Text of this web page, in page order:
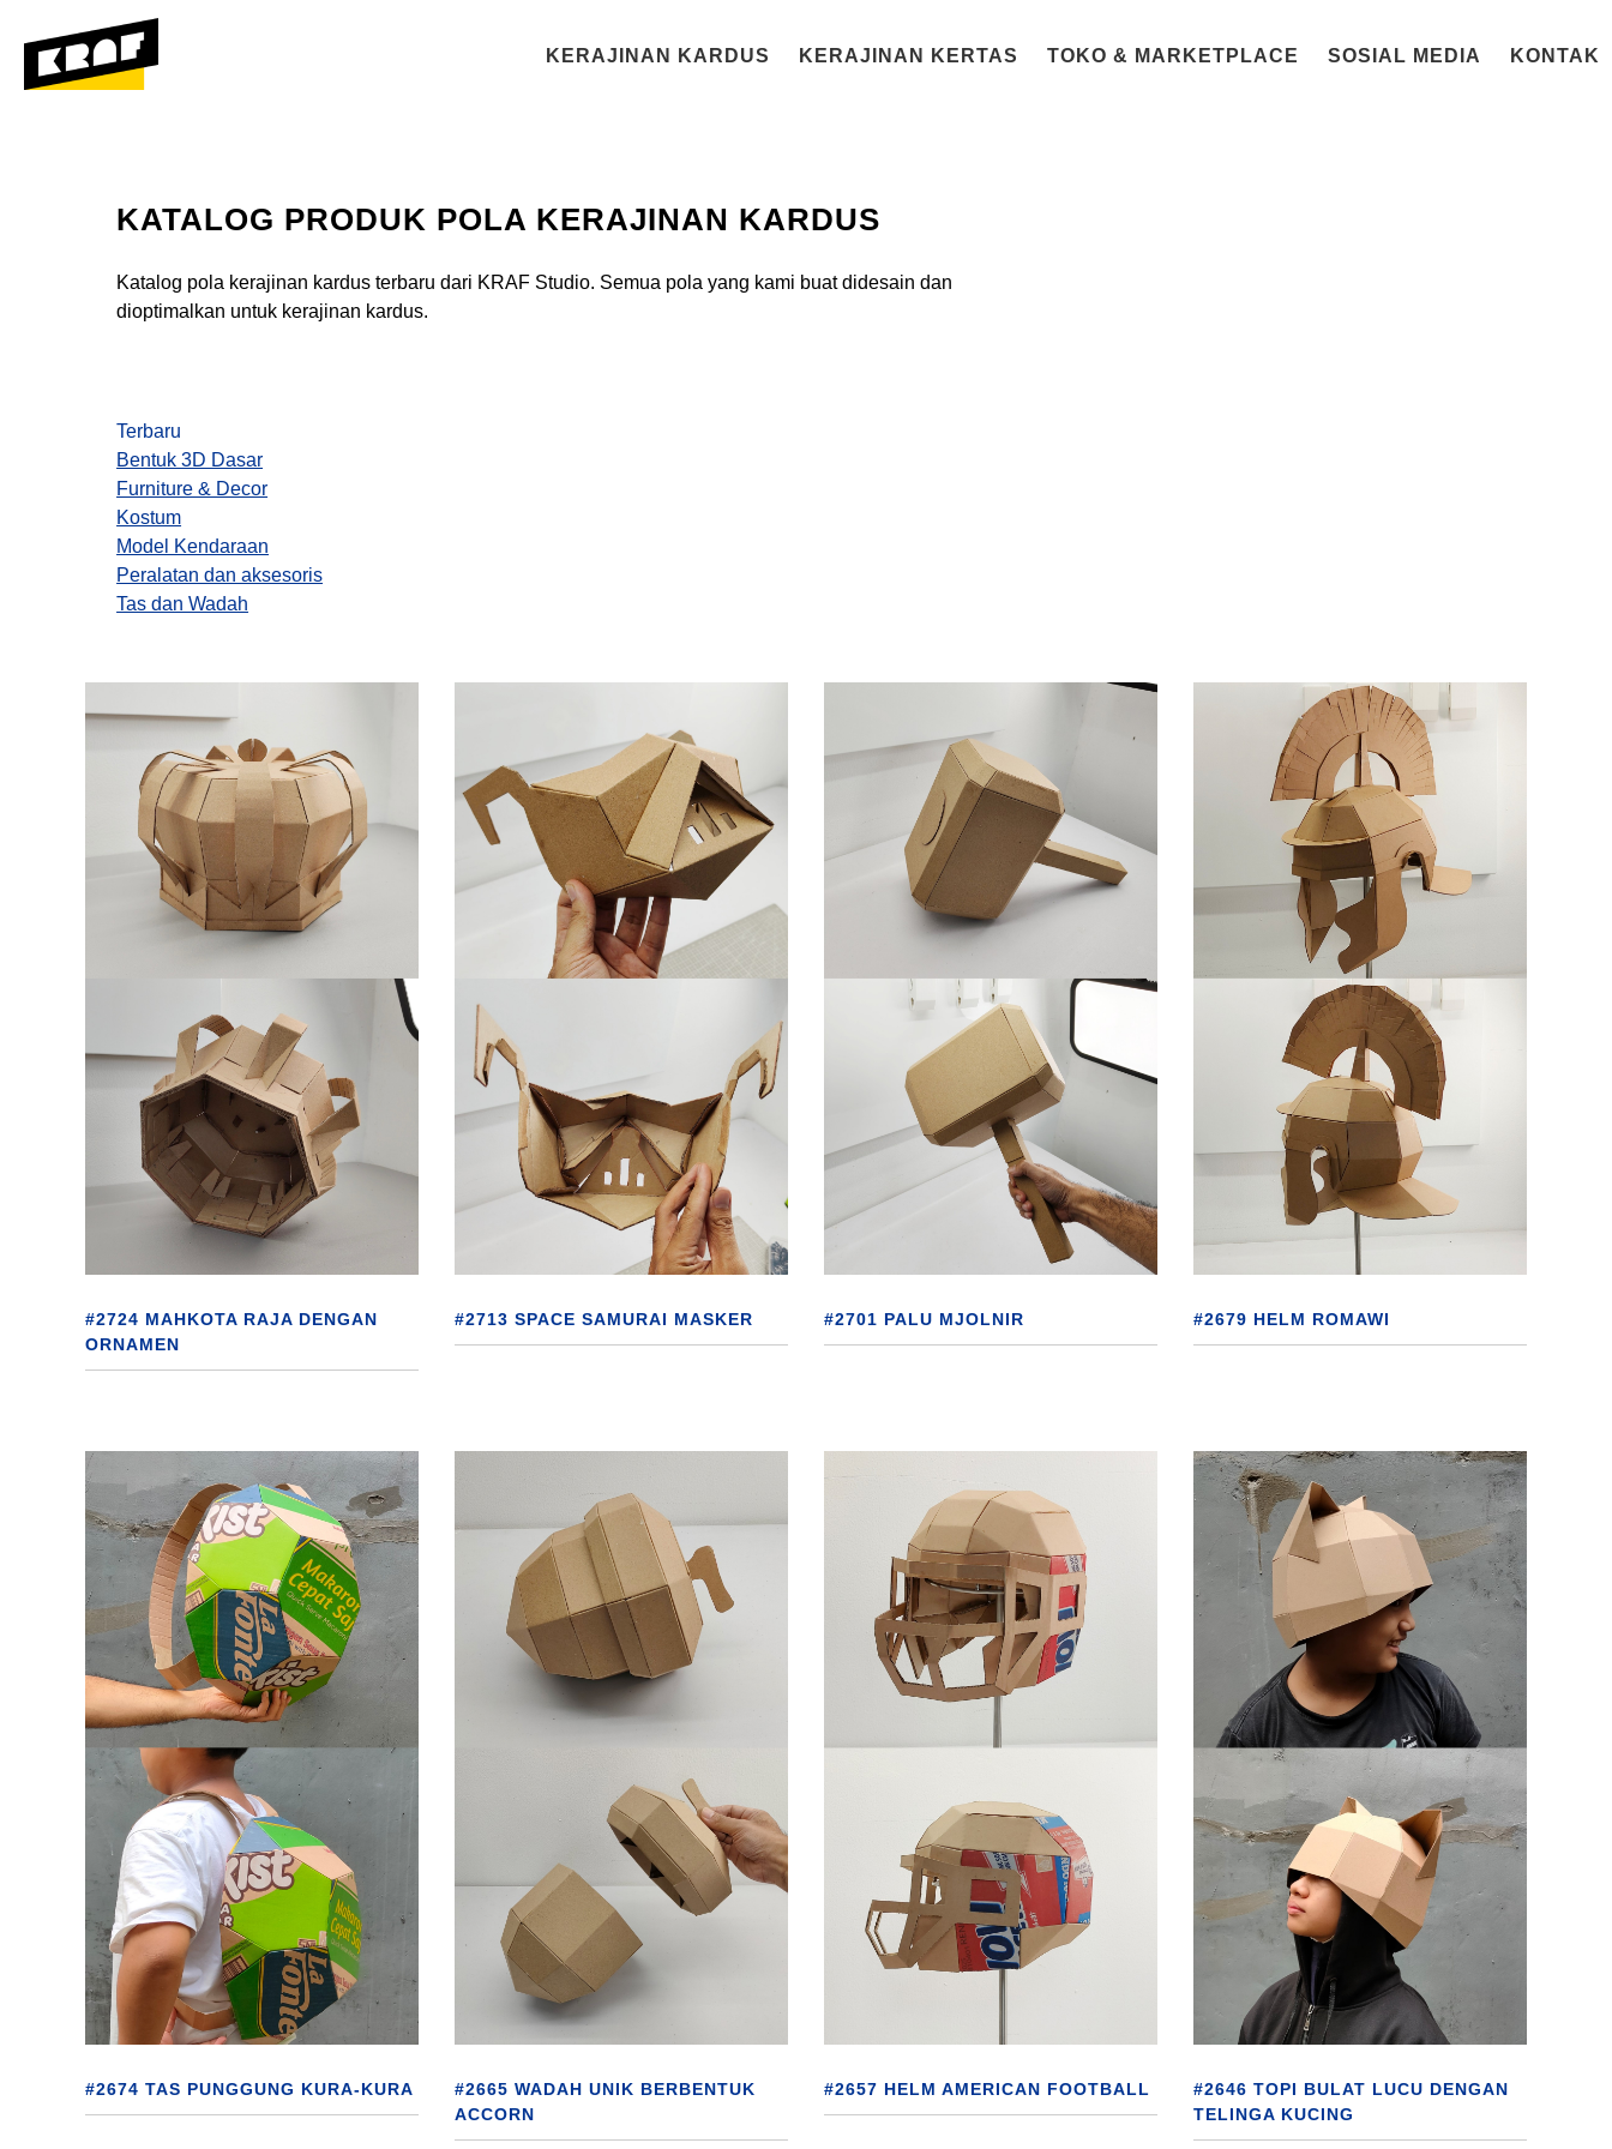
KERAJINAN KARDUS KERAJINAN KERTAS TOKO & MARKETPLACE SOSIAL MEDIA KONTAK
KATALOG PRODUK POLA KERAJINAN KARDUS
Katalog pola kerajinan kardus terbaru dari KRAF Studio. Semua pola yang kami buat didesain dan
dioptimalkan untuk kerajinan kardus.
Terbaru
Bentuk 3D Dasar
Furniture & Decor
Kostum
Model Kendaraan
Peralatan dan aksesoris
Tas dan Wadah
#2724 MAHKOTA RAJA DENGAN
ORNAMEN
#2713 SPACE SAMURAI MASKER #2701 PALU MJOLNIR #2679 HELM ROMAWI
#2674 TAS PUNGGUNG KURA-KURA
#2665 WADAH UNIK BERBENTUK
ACCORN
#2657 HELM AMERICAN FOOTBALL
#2646 TOPI BULAT LUCU DENGAN
TELINGA KUCING